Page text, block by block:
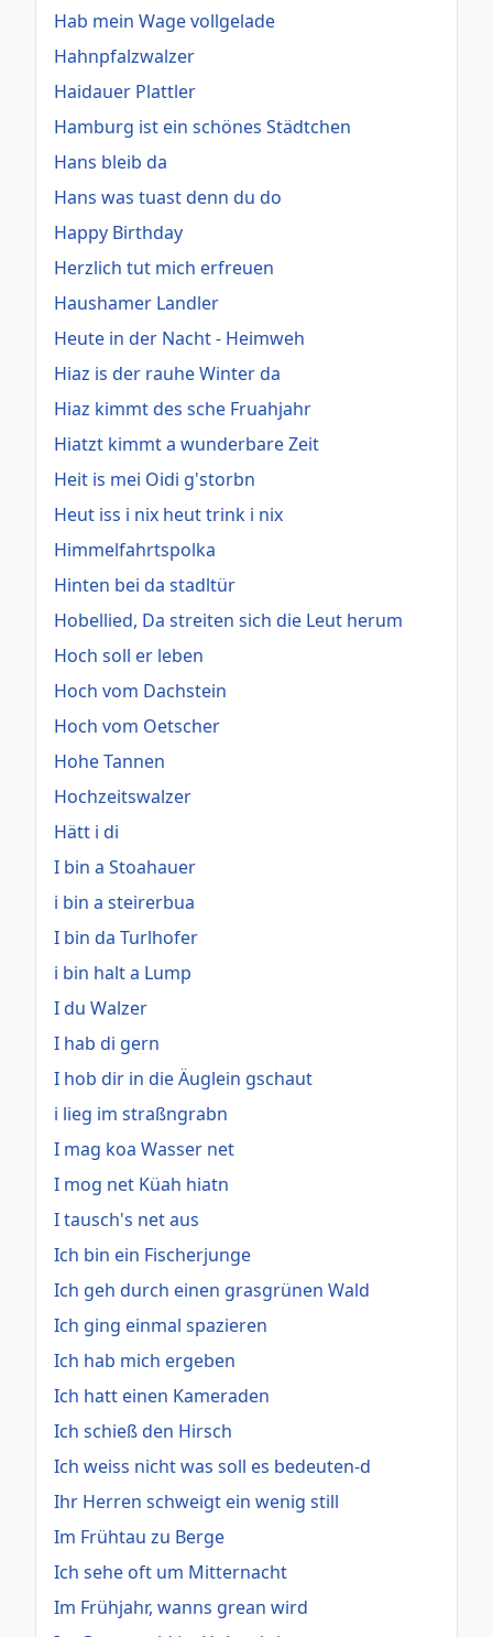
Hab mein Wage vollgelade
Hahnpfalzwalzer
Haidauer Plattler
Hamburg ist ein schönes Städtchen
Hans bleib da
Hans was tuast denn du do
Happy Birthday
Herzlich tut mich erfreuen
Haushamer Landler
Heute in der Nacht - Heimweh
Hiaz is der rauhe Winter da
Hiaz kimmt des sche Fruahjahr
Hiatzt kimmt a wunderbare Zeit
Heit is mei Oidi g'storbn
Heut iss i nix heut trink i nix
Himmelfahrtspolka
Hinten bei da stadltür
Hobellied, Da streiten sich die Leut herum
Hoch soll er leben
Hoch vom Dachstein
Hoch vom Oetscher
Hohe Tannen
Hochzeitswalzer
Hätt i di
I bin a Stoahauer
i bin a steirerbua
I bin da Turlhofer
i bin halt a Lump
I du Walzer
I hab di gern
I hob dir in die Äuglein gschaut
i lieg im straßngrabn
I mag koa Wasser net
I mog net Küah hiatn
I tausch's net aus
Ich bin ein Fischerjunge
Ich geh durch einen grasgrünen Wald
Ich ging einmal spazieren
Ich hab mich ergeben
Ich hatt einen Kameraden
Ich schieß den Hirsch
Ich weiss nicht was soll es bedeuten-d
Ihr Herren schweigt ein wenig still
Im Frühtau zu Berge
Ich sehe oft um Mitternacht
Im Frühjahr, wanns grean wird